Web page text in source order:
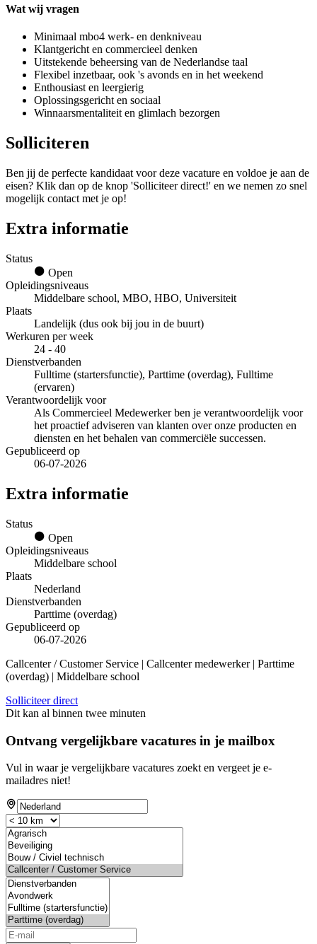
Wat wij vragen
Minimaal mbo4 werk- en denkniveau
Klantgericht en commercieel denken
Uitstekende beheersing van de Nederlandse taal
Flexibel inzetbaar, ook 's avonds en in het weekend
Enthousiast en leergierig
Oplossingsgericht en sociaal
Winnaarsmentaliteit en glimlach bezorgen
Solliciteren
Ben jij de perfecte kandidaat voor deze vacature en voldoe je aan de
eisen? Klik dan op de knop 'Solliciteer direct!' en we nemen zo snel
mogelijk contact met je op!
Extra informatie
Status
Open
Opleidingsniveaus
Middelbare school, MBO, HBO, Universiteit
Plaats
Landelijk (dus ook bij jou in de buurt)
Werkuren per week
24 - 40
Dienstverbanden
Fulltime (startersfunctie), Parttime (overdag), Fulltime
(ervaren)
Verantwoordelijk voor
Als Commercieel Medewerker ben je verantwoordelijk voor
het proactief adviseren van klanten over onze producten en
diensten en het behalen van commerciële successen.
Gepubliceerd op
06-07-2026
Extra informatie
Status
Open
Opleidingsniveaus
Middelbare school
Plaats
Nederland
Dienstverbanden
Parttime (overdag)
Gepubliceerd op
06-07-2026
Callcenter / Customer Service | Callcenter medewerker | Parttime
(overdag) | Middelbare school
Solliciteer direct
Dit kan al binnen twee minuten
Ontvang vergelijkbare vacatures in je mailbox
Vul in waar je vergelijkbare vacatures zoekt en vergeet je e-
mailadres niet!